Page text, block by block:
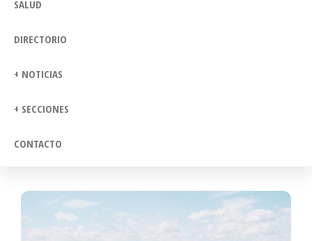
SALUD
DIRECTORIO
+ NOTICIAS
+ SECCIONES
CONTACTO